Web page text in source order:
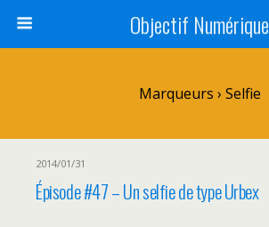
Objectif Numérique
Marqueurs › Selfie
2014/01/31
Épisode #47 – Un selfie de type Urbex